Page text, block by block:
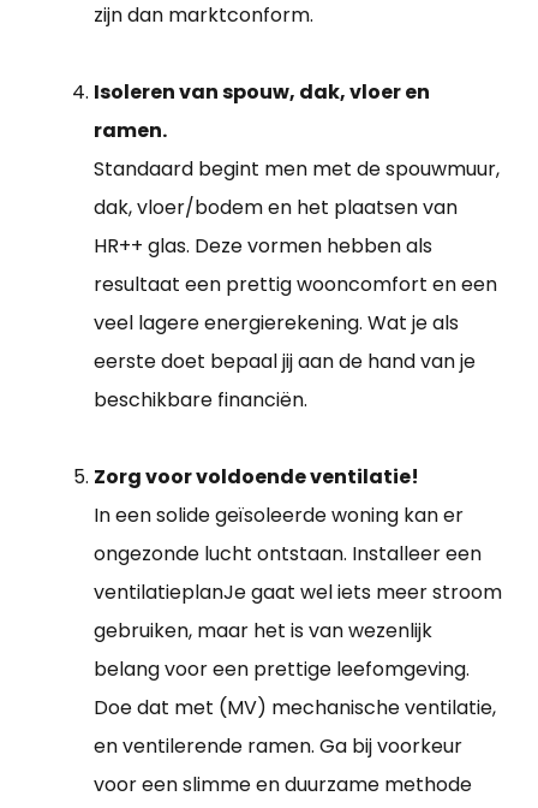
zijn dan marktconform.
Isoleren van spouw, dak, vloer en
ramen.
Standaard begint men met de spouwmuur,
dak, vloer/bodem en het plaatsen van
HR++ glas. Deze vormen hebben als
resultaat een prettig wooncomfort en een
veel lagere energierekening. Wat je als
eerste doet bepaal jij aan de hand van je
beschikbare financiën.
Zorg voor voldoende ventilatie!
In een solide geïsoleerde woning kan er
ongezonde lucht ontstaan. Installeer een
ventilatieplanJe gaat wel iets meer stroom
gebruiken, maar het is van wezenlijk
belang voor een prettige leefomgeving.
Doe dat met (MV) mechanische ventilatie,
en ventilerende ramen. Ga bij voorkeur
voor een slimme en duurzame methode